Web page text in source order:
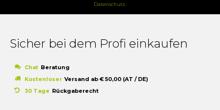
Datenschutz.
Sicher bei dem Profi einkaufen
Chat Beratung
Kostenloser Versand ab € 50,00 (AT / DE)
30 Tage Rückgaberecht